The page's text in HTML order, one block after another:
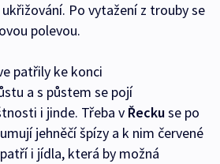
Po vytažení z trouby se
polevou.
patřily ke konci
a s půstem se pojí
i jinde. Třeba v Řeckuse po
jehněčí špízy a k nim červené
i jídla, která by možná